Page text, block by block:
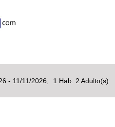
- 11/11/2026, 1 Hab. 2 Adulto(s)